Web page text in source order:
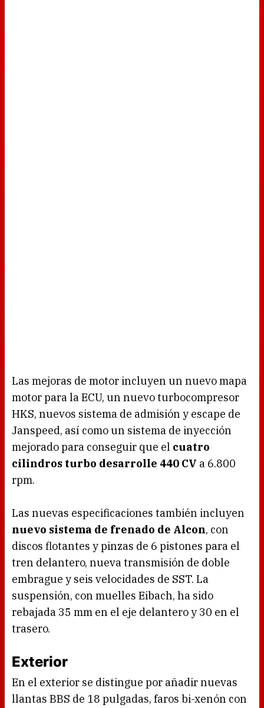
Las mejoras de motor incluyen un nuevo mapa
motor para la ECU, un nuevo turbocompresor
HKS, nuevos sistema de admisión y escape de
Janspeed, así como un sistema de inyección
mejorado para conseguir que el cuatro
cilindros turbo desarrolle 440 CV a 6.800
rpm.
Las nuevas especificaciones también incluyen
nuevo sistema de frenado de Alcon, con
discos flotantes y pinzas de 6 pistones para el
tren delantero, nueva transmisión de doble
embrague y seis velocidades de SST. La
suspensión, con muelles Eibach, ha sido
rebajada 35 mm en el eje delantero y 30 en el
trasero.
Exterior
En el exterior se distingue por añadir nuevas
llantas BBS de 18 pulgadas, faros bi-xenón con